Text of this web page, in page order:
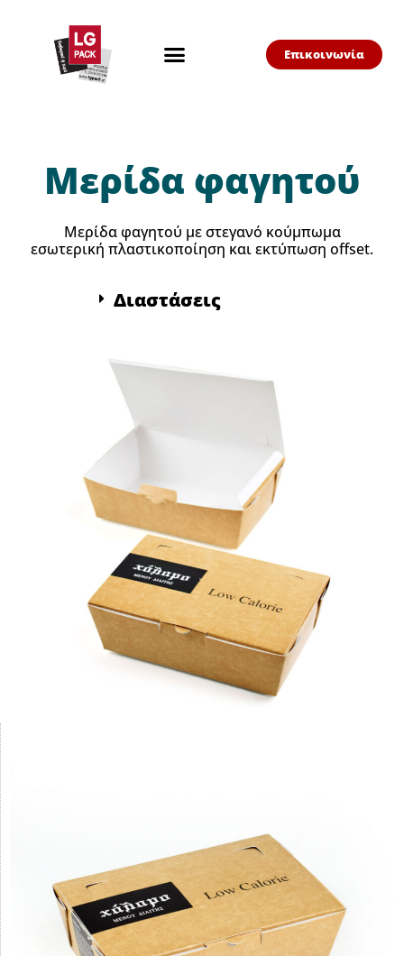
Επικοινωνία
Μερίδα φαγητού
Μερίδα φαγητού με στεγανό κούμπωμα
εσωτερική πλαστικοποίηση και εκτύπωση offset.
Διαστάσεις